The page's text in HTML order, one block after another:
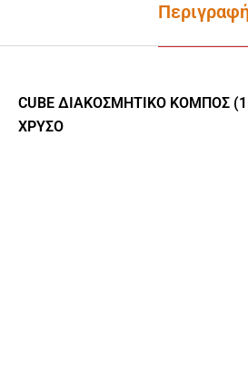
CUBE ΔΙΑΚΟΣΜΗΤΙΚΟ ΚΟΜΠΟΣ
ΧΡΥΣΟ